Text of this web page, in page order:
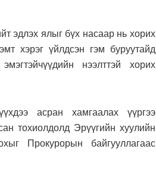
эдлэх ялыг бүх насаар нь хорих
хэрэг үйлдсэн гэм буруутайд
нээлттэй хорих
асран хамгаалах үүргээ
тохиолдолд Эрүүгийн хуулийн
Прокурорын байгууллагаас